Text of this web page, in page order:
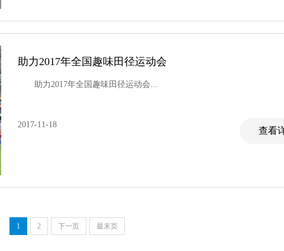
助力2017年全国趣味田径运动会
助力2017年全国趣味田径运动会...
2017-11-18
查看
1 2 下一页 最末页